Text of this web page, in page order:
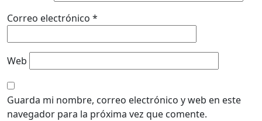
Correo electrónico *
Web
Guarda mi nombre, correo electrónico y web en este
navegador para la próxima vez que comente.